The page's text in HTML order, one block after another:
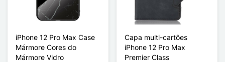
iPhone 12 Pro Max Case
Mármore Cores do
Mármore Vidro
Capa multi-cartões
iPhone 12 Pro Max
Premier Class